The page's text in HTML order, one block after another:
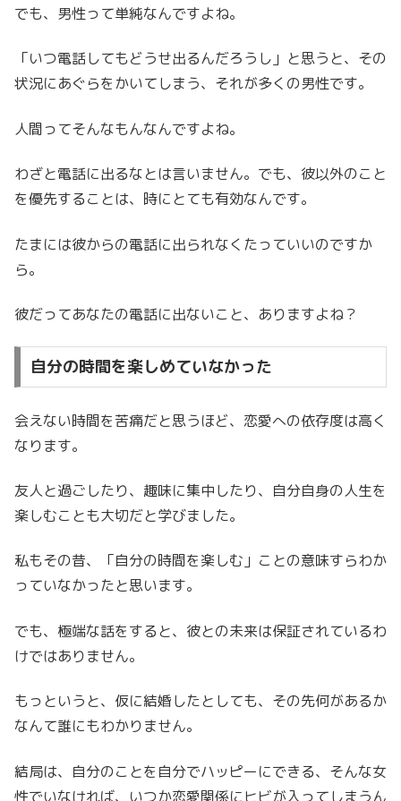
でも、男性って単純なんですよね。
「いつ電話してもどうせ出るんだろうし」と思うと、その
状況にあぐらをかいてしまう、それが多くの男性です。
人間ってそんなもんなんですよね。
わざと電話に出るなとは言いません。でも、彼以外のこと
を優先することは、時にとても有効なんです。
たまには彼からの電話に出られなくたっていいのですか
ら。
彼だってあなたの電話に出ないこと、ありますよね？
自分の時間を楽しめていなかった
会えない時間を苦痛だと思うほど、恋愛への依存度は高く
なります。
友人と過ごしたり、趣味に集中したり、自分自身の人生を
楽しむことも大切だと学びました。
私もその昔、「自分の時間を楽しむ」ことの意味すらわか
っていなかったと思います。
でも、極端な話をすると、彼との未来は保証されているわ
けではありません。
もっというと、仮に結婚したとしても、その先何があるか
なんて誰にもわかりません。
結局は、自分のことを自分でハッピーにできる、そんな女
性でいなければ、いつか恋愛関係にヒビが入ってしまうん